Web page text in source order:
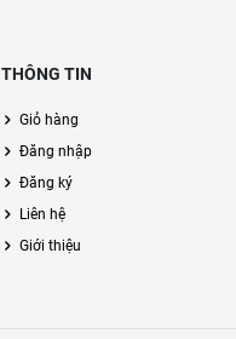
THÔNG TIN
Giỏ hàng
Đăng nhập
Đăng ký
Liên hệ
Giới thiệu